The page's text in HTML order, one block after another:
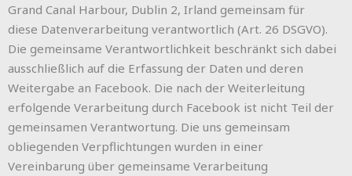
Grand Canal Harbour, Dublin 2, Irland gemeinsam für
diese Datenverarbeitung verantwortlich (Art. 26 DSGVO).
Die gemeinsame Verantwortlichkeit beschränkt sich dabei
ausschließlich auf die Erfassung der Daten und deren
Weitergabe an Facebook. Die nach der Weiterleitung
erfolgende Verarbeitung durch Facebook ist nicht Teil der
gemeinsamen Verantwortung. Die uns gemeinsam
obliegenden Verpflichtungen wurden in einer
Vereinbarung über gemeinsame Verarbeitung